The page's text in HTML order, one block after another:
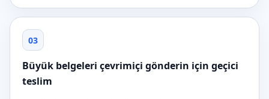
03
Büyük belgeleri çevrimiçi gönderin için geçici
teslim